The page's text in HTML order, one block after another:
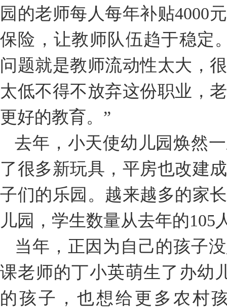
园的老师每人每年补贴4000
保险，让教师队伍趋于稳定
问题就是教师流动性太大，
太低不得不放弃这份职业，
更好的教育。”
去年，小天使幼儿园焕然
了很多新玩具，平房也改建
子们的乐园。越来越多的家
儿园，学生数量从去年的105
当年，正因为自己的孩子
课老师的丁小英萌生了办幼
的孩子，也想给更多农村